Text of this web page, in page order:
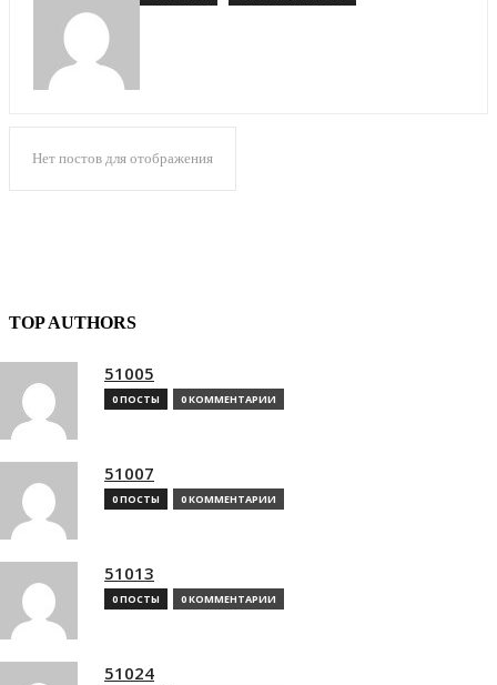
Нет постов для отображения
TOP AUTHORS
51005
0 ПОСТЫ 0 КОММЕНТАРИИ
51007
0 ПОСТЫ 0 КОММЕНТАРИИ
51013
0 ПОСТЫ 0 КОММЕНТАРИИ
51024